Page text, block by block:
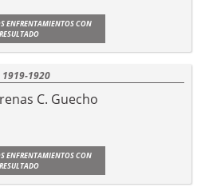
ENFRENTAMIENTOS CON
1920
C. Guecho
ENFRENTAMIENTOS CON